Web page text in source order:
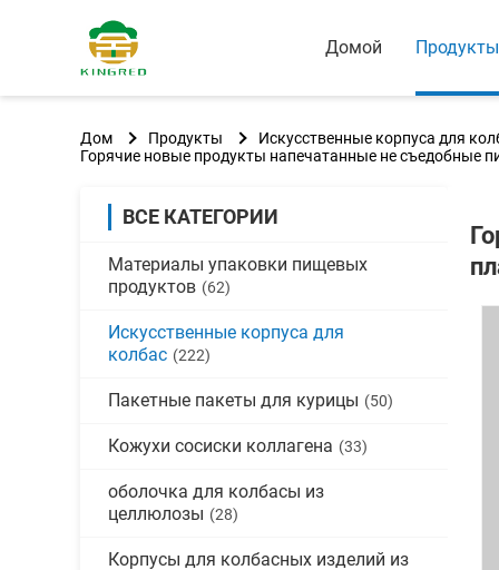
Домой Продукты
Дом Продукты
Искусственные корпуса для
Горячие новые продукты напечатанные не съедобные
ВСЕ КАТЕГОРИИ
Материалы упаковки пищевых
продуктов (62)
Искусственные корпуса для
колбас (222)
Пакетные пакеты для курицы (50)
Кожухи сосиски коллагена (33)
оболочка для колбасы из
целлюлозы (28)
Корпусы для колбасных изделий из